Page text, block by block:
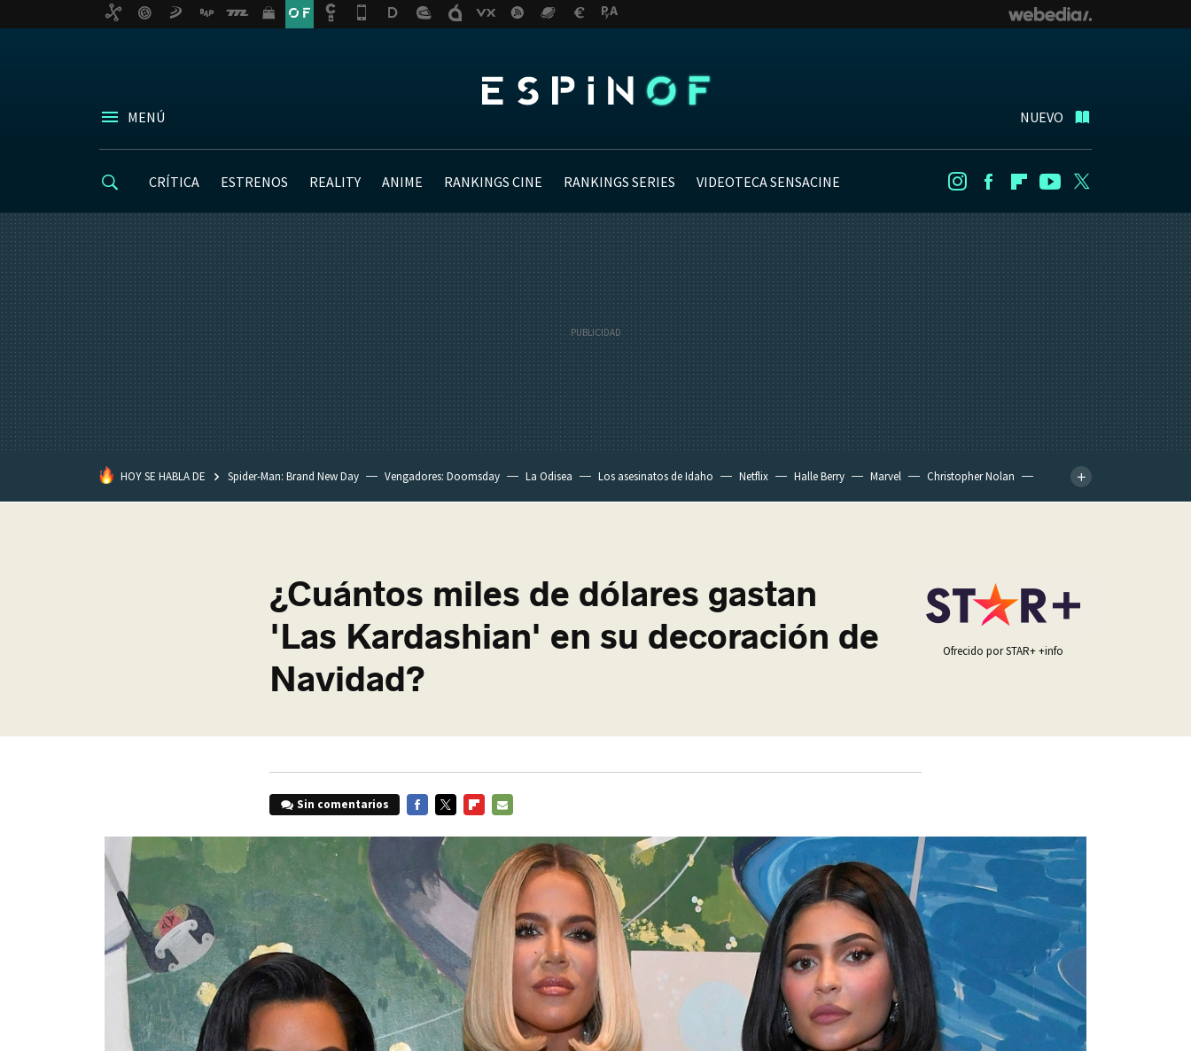
MENÚ NUEVO
CRÍTICA ESTRENOS REALITY ANIME RANKINGS CINE RANKINGS SERIES VIDEOTECA SENSACINE InstagramFacebookFlipboard
Youtube
HOY SE HABLA DE Spider-Man: Brand New Day Vengadores: Doomsday La Odisea Los asesinatos de Idaho Netflix Halle Berry Marvel
Christopher Nolan
Ofrecido por STAR++info
¿Cuántos miles de dólares gastan
'Las Kardashian' en su decoración de
Navidad?
Sin comentarios